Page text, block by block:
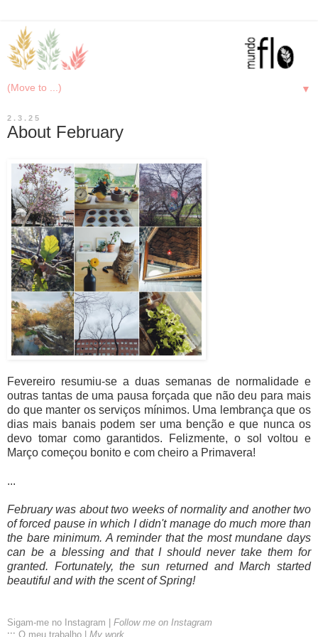
▼
2.3.25
About February
Fevereiro resumiu-se a duas semanas de normalidade e
outras tantas de uma pausa forçada que não deu para mais
do que manter os serviços mínimos. Uma lembrança que os
dias mais banais podem ser uma benção e que nunca os
devo tomar como garantidos. Felizmente, o sol voltou e
Março começou bonito e com cheiro a Primavera!
...
February was about two weeks of normality and another two
of forced pause in which I didn't manage do much more than
the bare minimum. A reminder that the most mundane days
can be a blessing and that I should never take them for
granted. Fortunately, the sun returned and March started
beautiful and with the scent of Spring!
Sigam-me no Instagram | Follow me on Instagram
::: O meu trabalho | My work